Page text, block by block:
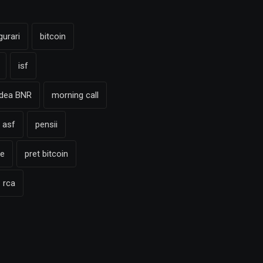
bitcoin
isf
BNR morning call
asf pensii
pret bitcoin
rca